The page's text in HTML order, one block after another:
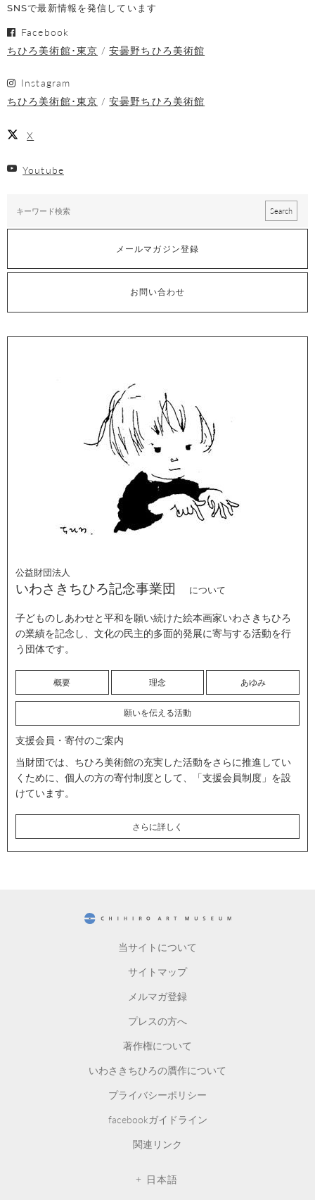
SNSで最新情報を発信しています
Facebook
ちひろ美術館･東京
安曇野ちひろ美術館
Instagram
ちひろ美術館･東京
安曇野ちひろ美術館
X
Youtube
メールマガジン登録
お問い合わせ
公益財団法人
いわさきちひろ記念事業団 について
子どものしあわせと平和を願い続けた絵本画家いわさきちひろ
の業績を記念し、文化の民主的多面的発展に寄与する活動を行
う団体です。
概要 理念 あゆみ
願いを伝える活動
支援会員・寄付のご案内
当財団では、ちひろ美術館の充実した活動をさらに推進してい
くために、個人の方の寄付制度として、「支援会員制度」を設
けています。
さらに詳しく
当サイトについて
サイトマップ
メルマガ登録
プレスの方へ
著作権について
いわさきちひろの贋作について
プライバシーポリシー
facebookガイドライン
関連リンク
日本語